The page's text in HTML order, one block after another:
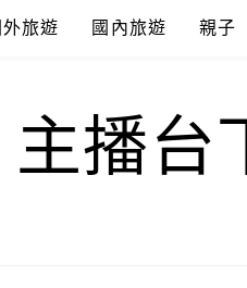
外旅遊 國內旅遊 親子
主播台